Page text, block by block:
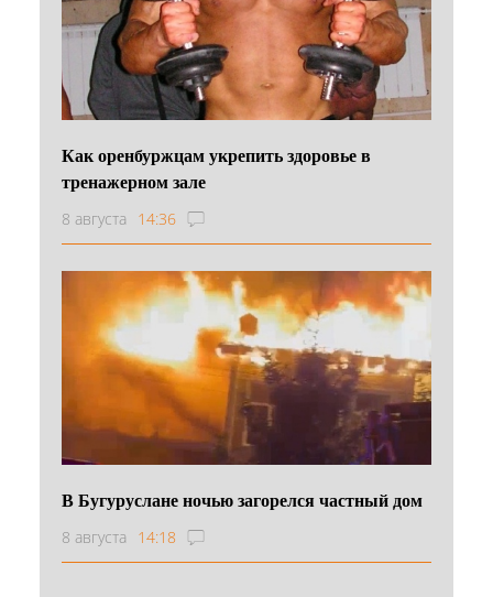
Как оренбуржцам укрепить здоровье в
тренажерном зале
8 августа 14:36
В Бугуруслане ночью загорелся частный дом
8 августа 14:18